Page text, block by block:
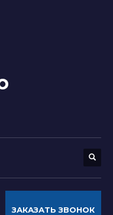
ЗАКАЗАТЬ ЗВОНОК